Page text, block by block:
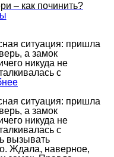
– как починить?
ситуация: пришла
а замок
никуда не
с
ситуация: пришла
а замок
никуда не
с
вызывать
Ждала, наверное,